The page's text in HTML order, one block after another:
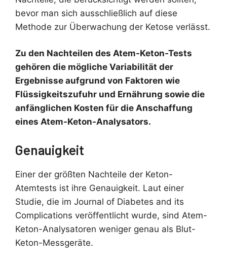
bevor man sich ausschließlich auf diese
Methode zur Überwachung der Ketose verlässt.
Zu den Nachteilen des Atem-Keton-Tests
gehören die mögliche Variabilität der
Ergebnisse aufgrund von Faktoren wie
Flüssigkeitszufuhr und Ernährung sowie die
anfänglichen Kosten für die Anschaffung
eines Atem-Keton-Analysators.
Genauigkeit
Einer der größten Nachteile der Keton-
Atemtests ist ihre Genauigkeit. Laut einer
Studie, die im Journal of Diabetes and its
Complications veröffentlicht wurde, sind Atem-
Keton-Analysatoren weniger genau als Blut-
Keton-Messgeräte.